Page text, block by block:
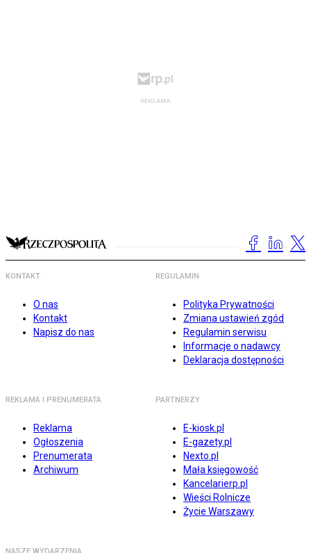
KONTAKT
O nas
Kontakt
Napisz do nas
REGULAMIN
Polityka Prywatności
Zmiana ustawień zgód
Regulamin serwisu
Informacje o nadawcy
Deklaracja dostępności
REKLAMA I PRENUMERATA
Reklama
Ogłoszenia
Prenumerata
Archiwum
PARTNERZY
E-kiosk.pl
E-gazety.pl
Nexto.pl
Mała księgowość
Kancelarierp.pl
Wieści Rolnicze
Życie Warszawy